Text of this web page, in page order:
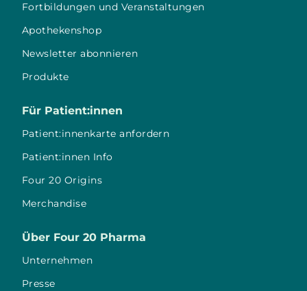
Fortbildungen und Veranstaltungen
Apothekenshop
Newsletter abonnieren
Produkte
Für Patient:innen
Patient:innenkarte anfordern
Patient:innen Info
Four 20 Origins
Merchandise
Über Four 20 Pharma
Unternehmen
Presse